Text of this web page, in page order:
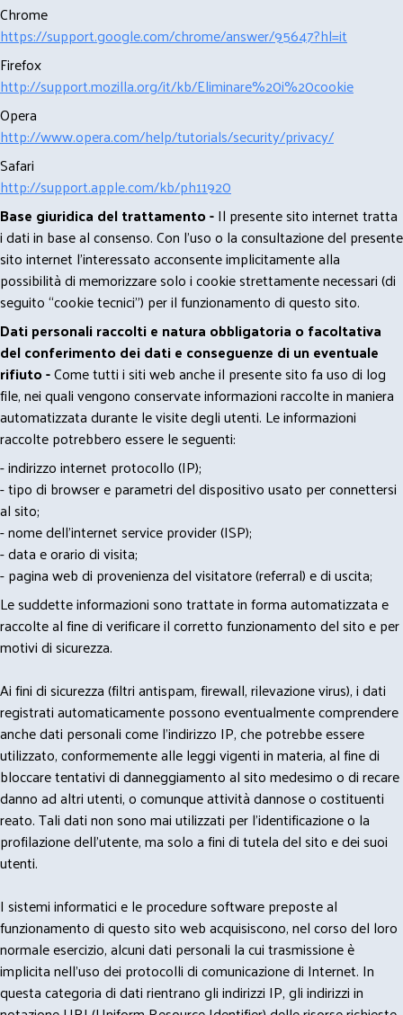
Chrome
https://support.google.com/chrome/answer/95647?hl=it
Firefox
http://support.mozilla.org/it/kb/Eliminare%20i%20cookie
Opera
http://www.opera.com/help/tutorials/security/privacy/
Safari
http://support.apple.com/kb/ph11920
Base giuridica del trattamento -Il presente sito internet tratta
i dati in base al consenso. Con l'uso o la consultazione del presente
sito internet l’interessato acconsente implicitamente alla
possibilità di memorizzare solo i cookie strettamente necessari (di
seguito “cookie tecnici”) per il funzionamento di questo sito.
Dati personali raccolti e natura obbligatoria o facoltativa
del conferimento dei dati e conseguenze di un eventuale
rifiuto -Come tutti i siti web anche il presente sito fa uso di log
file, nei quali vengono conservate informazioni raccolte in maniera
automatizzata durante le visite degli utenti. Le informazioni
raccolte potrebbero essere le seguenti:
- indirizzo internet protocollo (IP);
- tipo di browser e parametri del dispositivo usato per connettersi
al sito;
- nome dell'internet service provider (ISP);
- data e orario di visita;
- pagina web di provenienza del visitatore (referral) e di uscita;
Le suddette informazioni sono trattate in forma automatizzata e
raccolte al fine di verificare il corretto funzionamento del sito e per
motivi di sicurezza.
Ai fini di sicurezza (filtri antispam, firewall, rilevazione virus), i dati
registrati automaticamente possono eventualmente comprendere
anche dati personali come l'indirizzo IP, che potrebbe essere
utilizzato, conformemente alle leggi vigenti in materia, al fine di
bloccare tentativi di danneggiamento al sito medesimo o di recare
danno ad altri utenti, o comunque attività dannose o costituenti
reato. Tali dati non sono mai utilizzati per l'identificazione o la
profilazione dell'utente, ma solo a fini di tutela del sito e dei suoi
utenti.
I sistemi informatici e le procedure software preposte al
funzionamento di questo sito web acquisiscono, nel corso del loro
normale esercizio, alcuni dati personali la cui trasmissione è
implicita nell'uso dei protocolli di comunicazione di Internet. In
questa categoria di dati rientrano gli indirizzi IP, gli indirizzi in